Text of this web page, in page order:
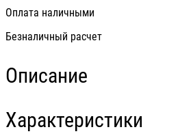
Оплата наличными
Безналичный расчет
Описание
Характеристики